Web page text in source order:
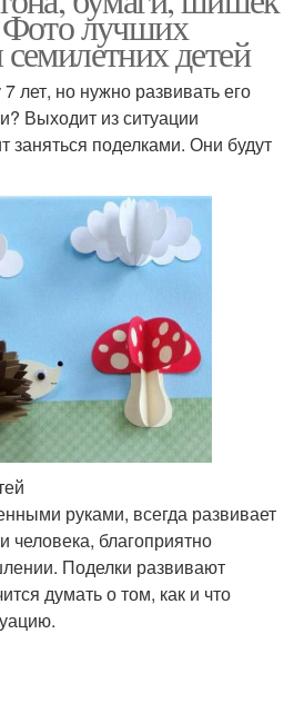
Фото лучших
детей
лет, но нужно развивать его
Выходит из ситуации
заняться поделками. Они будут
руками, всегда развивает
человека, благоприятно
Поделки развивают
думать о том, как и что